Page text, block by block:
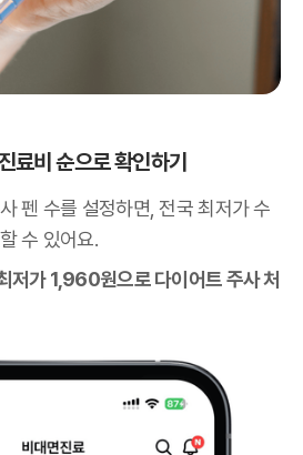
료비 순으로 확인하기
펜 수를 설정하면, 전국 최저가 수
수 있어요.
저가 1,960원으로 다이어트 주사 처